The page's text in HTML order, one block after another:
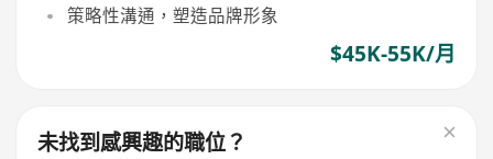
策略性溝通，塑造品牌形象
$45K-55K/月
未找到感興趣的職位？